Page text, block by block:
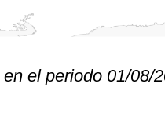
en el periodo 01/08/